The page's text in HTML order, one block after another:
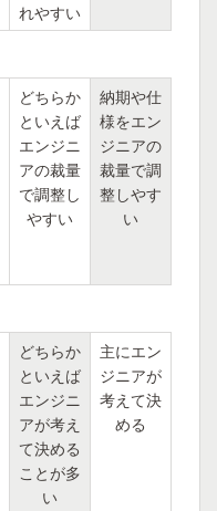
れやすい
どちらか
といえば
エンジニ
アの裁量
で調整し
やすい
納期や仕
様をエン
ジニアの
裁量で調
整しやす
い
どちらか
といえば
エンジニ
アが考え
て決める
ことが多
い
主にエン
ジニアが
考えて決
める